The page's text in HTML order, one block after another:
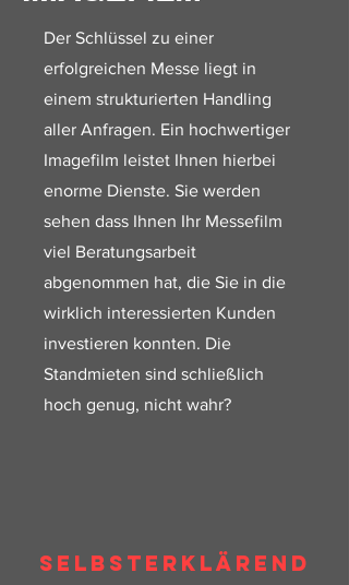
Der Schlüssel zu einer
erfolgreichen Messe liegt in
einem strukturierten Handling
aller Anfragen. Ein hochwertiger
Imagefilm leistet Ihnen hierbei
enorme Dienste. Sie werden
sehen dass Ihnen Ihr Messefilm
viel Beratungsarbeit
abgenommen hat, die Sie in die
wirklich interessierten Kunden
investieren konnten. Die
Standmieten sind schließlich
hoch genug, nicht wahr?
SELBSTERKLÄREND